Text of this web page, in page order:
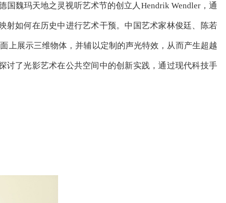
国魏玛天地之灵视听艺术节的创立人Hendrik Wendler，通
射如何在历史中进行艺术干预。中国艺术家林俊廷、陈若
上展示三维物体，并辅以定制的声光特效，从而产生超越
讨了光影艺术在公共空间中的创新实践，通过现代科技手